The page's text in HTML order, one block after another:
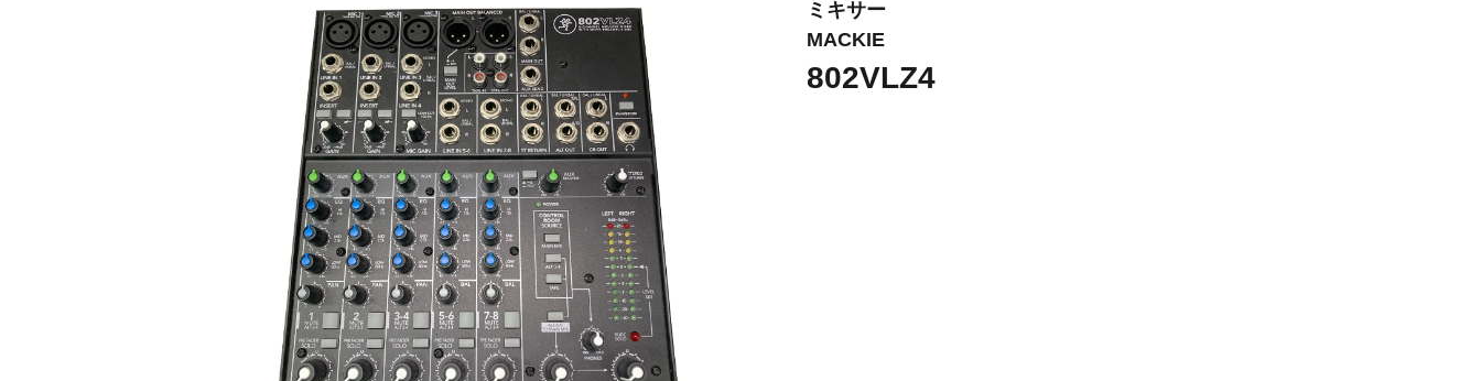
ミキサー
MACKIE
802VLZ4